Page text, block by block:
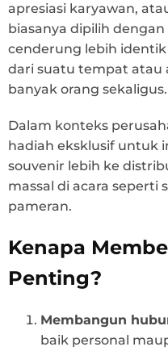
apresiasi karyawan,
biasanya dipilih
cenderung lebih
dari suatu tempat atau
banyak orang sekaligus.
Dalam konteks
hadiah eksklusif untuk
souvenir lebih ke
massal di acara seperti
pameran.
Kenapa
Penting?
Membangun
baik personal